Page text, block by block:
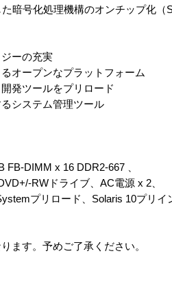
暗号化処理機構のオンチップ化（
ーの充実
オープンなプラットフォーム
発ツールをプリロード
システム管理ツール
FB-DIMM x 16 DDR2-667 、
RWドライブ、AC電源 x 2、
プリロード、Solaris 10プリイ
ます。予めご了承ください。